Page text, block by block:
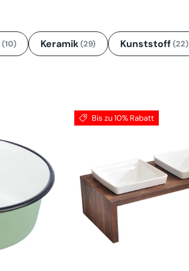
(10) Keramik(29) Kunststoff(22)
Bis zu 10% Rabatt